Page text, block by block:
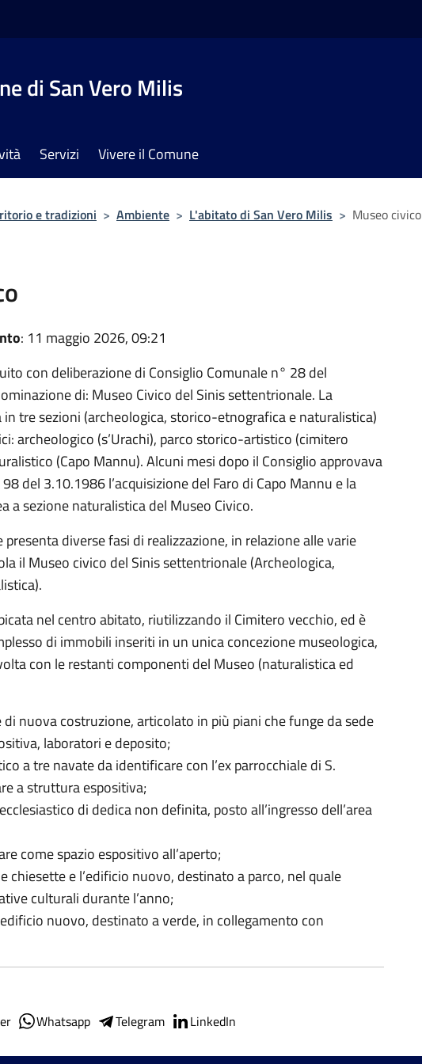
di San Vero Milis
Servizi Vivere il Comune
e tradizioni > Ambiente > L'abitato di San Vero Milis > Museo civico
: 11 maggio 2026, 09:21
con deliberazione di Consiglio Comunale n° 28 del
di: Museo Civico del Sinis settentrionale. La
tre sezioni (archeologica, storico-etnografica e naturalistica)
archeologico (s’Urachi), parco storico-artistico (cimitero
(Capo Mannu). Alcuni mesi dopo il Consiglio approvava
del 3.10.1986 l’acquisizione del Faro di Capo Mannu e la
a sezione naturalistica del Museo Civico.
diverse fasi di realizzazione, in relazione alle varie
il Museo civico del Sinis settentrionale (Archeologica,
nel centro abitato, riutilizzando il Cimitero vecchio, ed è
di immobili inseriti in un unica concezione museologica,
con le restanti componenti del Museo (naturalistica ed
nuova costruzione, articolato in più piani che funge da sede
laboratori e deposito;
a tre navate da identificare con l’ex parrocchiale di S.
a struttura espositiva;
di dedica non definita, posto all’ingresso dell’area
come spazio espositivo all’aperto;
chiesette e l’edificio nuovo, destinato a parco, nel quale
culturali durante l’anno;
nuovo, destinato a verde, in collegamento con
Whatsapp Telegram LinkedIn